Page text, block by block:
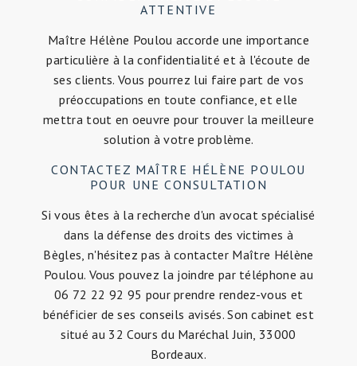
ATTENTIVE
Maître Hélène Poulou accorde une importance
particulière à la confidentialité et à l'écoute de
ses clients. Vous pourrez lui faire part de vos
préoccupations en toute confiance, et elle
mettra tout en oeuvre pour trouver la meilleure
solution à votre problème.
CONTACTEZ MAÎTRE HÉLÈNE POULOU
POUR UNE CONSULTATION
Si vous êtes à la recherche d'un avocat spécialisé
dans la défense des droits des victimes à
Bègles, n'hésitez pas à contacter Maître Hélène
Poulou. Vous pouvez la joindre par téléphone au
06 72 22 92 95 pour prendre rendez-vous et
bénéficier de ses conseils avisés. Son cabinet est
situé au 32 Cours du Maréchal Juin, 33000
Bordeaux.